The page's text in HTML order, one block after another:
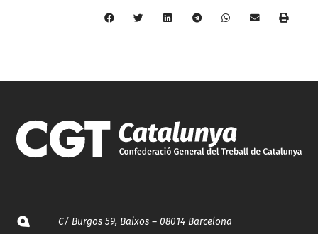
C/ Burgos 59, Baixos – 08014 Barcelona